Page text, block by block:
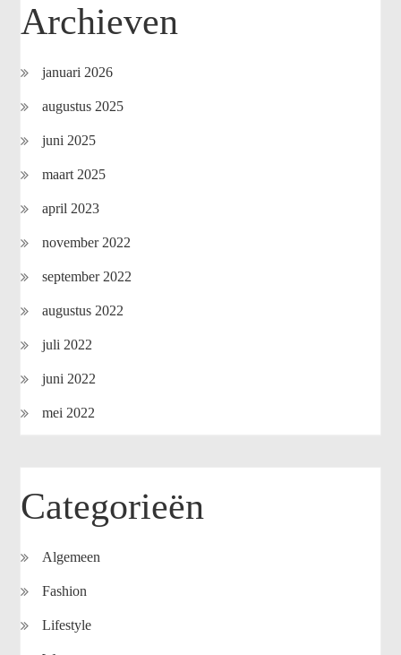
Archieven
januari 2026
augustus 2025
juni 2025
maart 2025
april 2023
november 2022
september 2022
augustus 2022
juli 2022
juni 2022
mei 2022
Categorieën
Algemeen
Fashion
Lifestyle